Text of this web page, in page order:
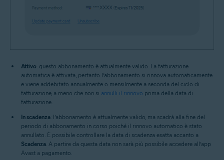
Attivo: questo abbonamento è attualmente valido. La fatturazione
automatica è attivata, pertanto l’abbonamento si rinnova automaticamente
e viene addebitato annualmente o mensilmente a seconda del ciclo di
fatturazione, a meno che non si annulli il rinnovo prima della data di
fatturazione.
In scadenza: l’abbonamento è attualmente valido, ma scadrà alla fine del
periodo di abbonamento in corso poiché il rinnovo automatico è stato
annullato. È possibile controllare la data di scadenza esatta accanto a
Scadenza . A partire da questa data non sarà più possibile accedere all’app
Avast a pagamento.